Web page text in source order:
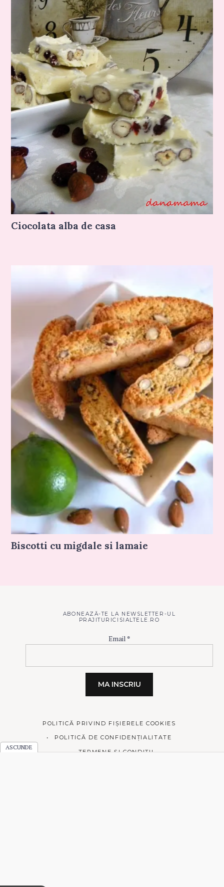
Ciocolata alba de casa
Biscotti cu migdale si lamaie
ABONEAZĂ-TE LA NEWSLETTER-UL
PRAJITURICISIALTELE.RO
Email*
POLITICĂ PRIVIND FIȘIERELE COOKIES
POLITICĂ DE CONFIDENȚIALITATE
TERMENE ȘI CONDIȚII